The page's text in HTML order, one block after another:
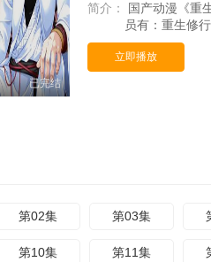
已完结
简介：
国产动漫《重
员有：重生修
立即播放
第02集 第03集
第10集 第11集